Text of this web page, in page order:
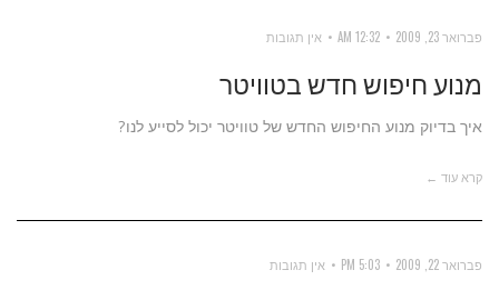
פברואר 23, 2009 12:32 AM אין תגובות
מנוע חיפוש חדש בטוויטר
איך בדיוק מנוע החיפוש החדש של טוויטר יכול לסייע לנו?
קרא עוד ←
פברואר 22, 2009 5:03 PM אין תגובות